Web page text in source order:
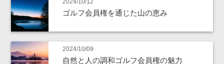
ゴルフ会員権を通じた山の恵み
2024/10/09
自然と人の調和ゴルフ会員権の魅力